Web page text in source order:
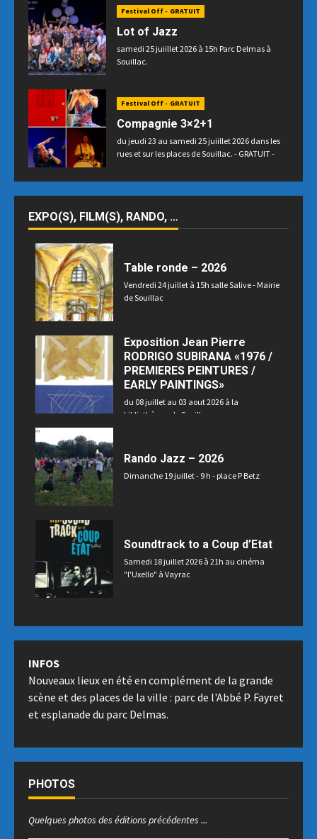
Festival Off - GRATUIT
Lot of Jazz
samedi 25 juiillet 2026 à 15h Parc Delmas à
Souillac.
Festival Off - GRATUIT
Compagnie 3×2+1
du jeudi 23 au samedi 25 juiillet 2026 dans les
rues et sur les places de Souillac. - GRATUIT -
EXPO(S), FILM(S), RANDO, …
Table ronde – 2026
Vendredi 24 juillet à 15h salle Salive - Mairie
de Souillac
Exposition Jean Pierre
RODRIGO SUBIRANA «1976 /
PREMIERES PEINTURES /
EARLY PAINTINGS»
du 08 juillet au 03 aout 2026 à la
bibliothèque de Souillac
Rando Jazz – 2026
Dimanche 19 juillet - 9 h - place P Betz
Soundtrack to a Coup d’Etat
Samedi 18 juillet 2026 à 21h au cinéma
"l'Uxello" à Vayrac
INFOS
Nouveaux lieux en été en complément de la grande
scène et des places de la ville : parc de l'Abbé P. Fayret
et esplanade du parc Delmas.
PHOTOS
Quelques photos des éditions précédentes ...